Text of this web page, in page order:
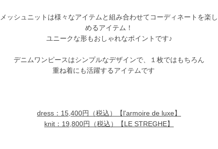
メッシュニットは様々なアイテムと組み合わせてコーディネートを楽し
めるアイテム！
ユニークな形もおしゃれなポイントです♪
デニムワンピースはシンプルなデザインで、１枚ではもちろん
重ね着にも活躍するアイテムです
dress：15,400円（税込）【l'armoire de luxe】
knit：19,800円（税込）【LE STREGHE】